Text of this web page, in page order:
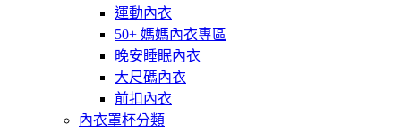
運動內衣
50+ 媽媽內衣專區
晚安睡眠內衣
大尺碼內衣
前扣內衣
內衣罩杯分類